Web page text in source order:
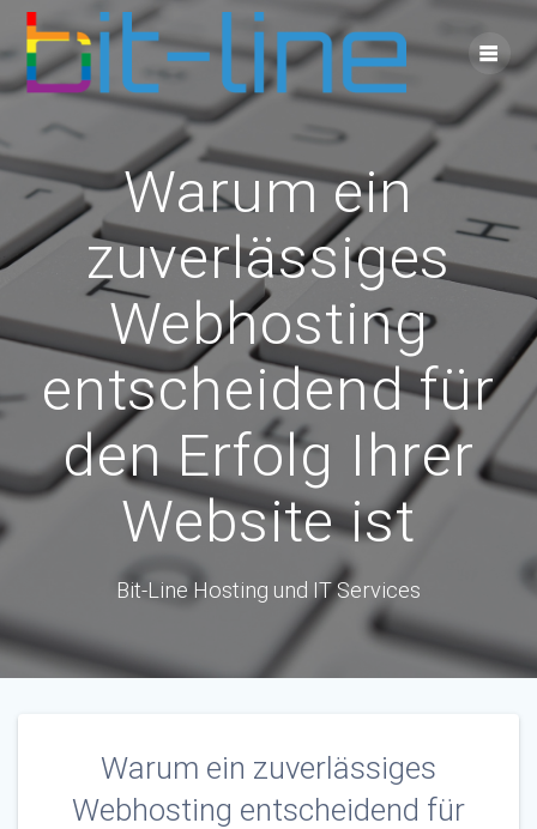
to
content
Warum ein
zuverlässiges
Webhosting
entscheidend für
den Erfolg Ihrer
Website ist
Bit-Line Hosting und IT Services
Warum ein zuverlässiges
Webhosting entscheidend für